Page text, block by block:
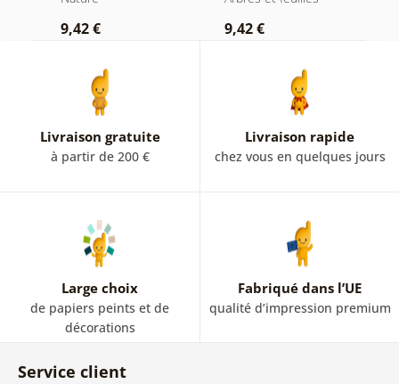
9,42 € 9,42 €
Livraison gratuite
à partir de 200 €
Livraison rapide
chez vous en quelques jours
Large choix
de papiers peints et de
décorations
Fabriqué dans l’UE
qualité d’impression premium
Service client